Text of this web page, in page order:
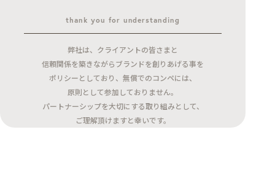
thank you for understanding
弊社は、クライアントの皆さまと
信頼関係を築きながらブランドを創りあげる事を
ポリシーとしており、無償でのコンペには、
原則として参加しておりません。
パートナーシップを大切にする取り組みとして、
ご理解頂けますと幸いです。